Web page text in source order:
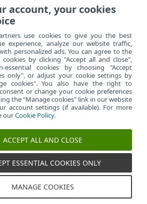
터> 클러스터 마법사 - 클러
보기
스
spol. s
쿠키 관리
account, your cookies
use cookies to give you the best
experience, analyze our website traffic,
personalized ads. You can agree to the
by clicking "Accept all and close",
essential cookies by choosing "Accept
only", or adjust your cookie settings by
cookies". You also have the right to
or change your cookie preferences
the "Manage cookies" link in our website
account settings (if available). For more
ourCookie Policy.
ACCEPT ALL AND CLOSE
ESSENTIAL COOKIES ONLY
MANAGE COOKIES